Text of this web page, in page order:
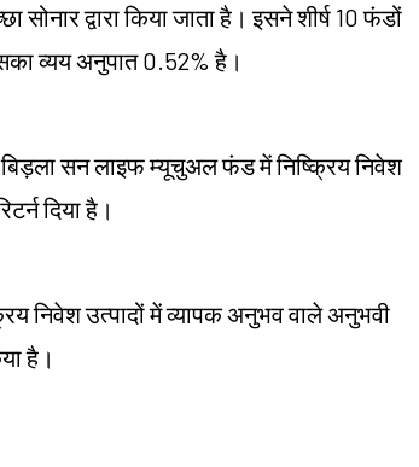
द्वारा किया जाता है। इसने शीर्ष 10 फंडों
व्यय अनुपात 0.52% है।
बिड़ला सन लाइफ म्यूचुअल फंड में निष्क्रिय निवेश
दिया है।
निवेश उत्पादों में व्यापक अनुभव वाले अनुभवी
है।